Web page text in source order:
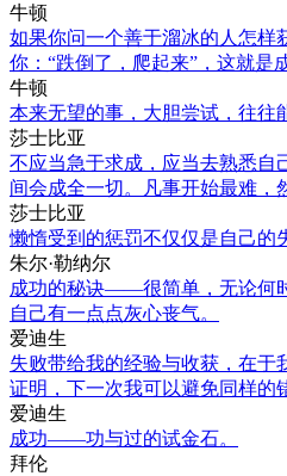
牛顿
如果你问一个善于溜冰的人怎样
你：“跌倒了，爬起来”，这就是
牛顿
本来无望的事，大胆尝试，往往
莎士比亚
不应当急于求成，应当去熟悉自
间会成全一切。凡事开始最难，
莎士比亚
懒惰受到的惩罚不仅仅是自己的
朱尔·勒纳尔
成功的秘诀——很简单，无论何
自己有一点点灰心丧气。
爱迪生
失败带给我的经验与收获，在于
证明，下一次我可以避免同样的
爱迪生
成功——功与过的试金石。
拜伦